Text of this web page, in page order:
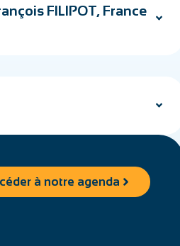
FILIPOT, France
à notre agenda